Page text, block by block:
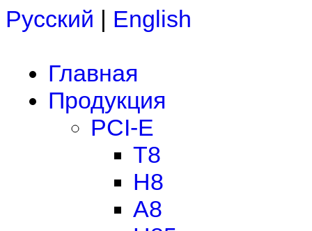
Русский | English
Главная
Продукция
PCI-E
T8
H8
A8